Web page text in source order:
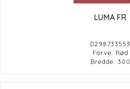
LUMA FR
D298733553
Farve: Rød
Bredde: 300